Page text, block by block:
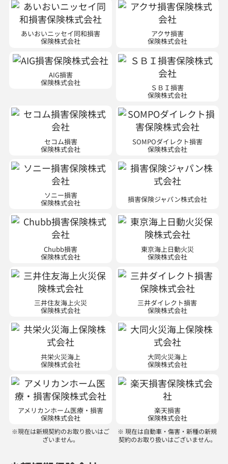
あいおいニッセイ同和損害
保険株式会社
アクサ損害
保険株式会社
AIG損害
保険株式会社
ＳＢＩ損害
保険株式会社
セコム損害
保険株式会社
SOMPOダイレクト損害
保険株式会社
ソニー損害
保険株式会社 損害保険ジャパン株式会社
Chubb損害
保険株式会社
東京海上日動火災
保険株式会社
三井住友海上火災
保険株式会社
三井ダイレクト損害
保険株式会社
共栄火災海上
保険株式会社
大同火災海上
保険株式会社
アメリカンホーム医療・損害
保険株式会社
※現在は新規契約のお取り扱いはご
楽天損害
保険株式会社
※ 現在は自動車・傷害・新種の新規